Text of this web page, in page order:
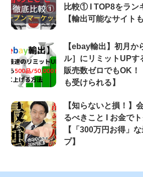
比較① Ι TOP8をラン
【輸出可能なサイト
【ebay輸出】初月か
ル］にリミットUPす
販売数ゼロでもOK！
も受けられる】
【知らないと損！】
るべきこと Ι お金で
【「300万円お得」
プ】